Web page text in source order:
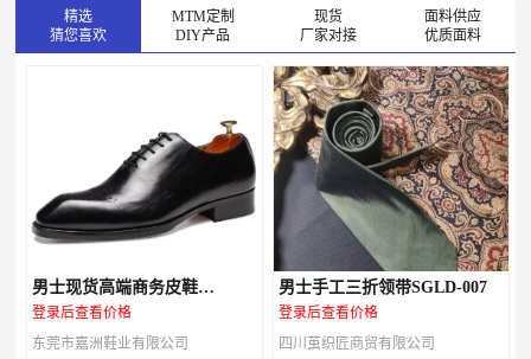
精选
猜您喜欢
MTM定制
DIY产品
现货
厂家对接
面料供应
优质面料
男士现货高端商务皮鞋
M147A03
登录后查看价格
东莞市嘉洲鞋业有限公司
男士手工三折领带SGLD-007
登录后查看价格
四川茧织匠商贸有限公司